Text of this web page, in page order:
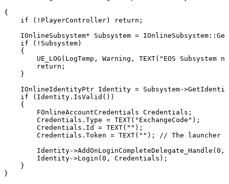
{
    if (!PlayerController) return;
IOnlineSubsystem* Subsystem =
    if (!Subsystem)
    {
UE_LOG(LogTemp, Warning, TEXT("EOS Subsystem
        return;
    }
IOnlineIdentityPtr Identity = Subsystem-
    if (Identity.IsValid())
    {
        FOnlineAccountCredentials Credentials;
        Credentials.Type = TEXT("ExchangeCode");
        Credentials.Id = TEXT("");
Credentials.Token = TEXT(""); // The launcher
Identity-
        Identity->Login(0, Credentials);
    }
}